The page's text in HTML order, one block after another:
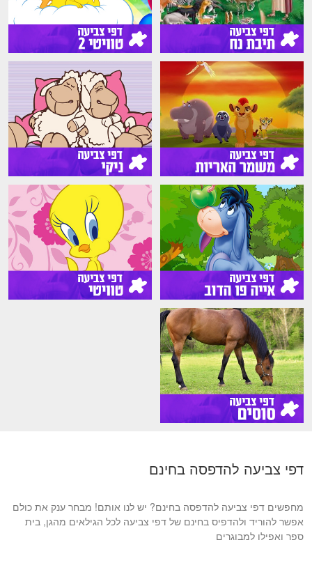
דפי צביעה להדפסה בחינם
מחפשים דפי צביעה להדפסה בחינם? יש לנו אותם! מבחר ענק את כולם
אפשר להוריד ולהדפיס בחינם של דפי צביעה לכל הגילאים מהגן, בית
ספר ואפילו למבוגרים